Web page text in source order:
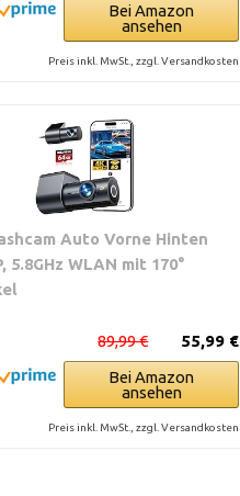
Bei Amazon
ansehen
Preis inkl. MwSt., zzgl. Versandkosten
Auto Vorne Hinten
5.8GHz WLAN mit 170°
55,99 €
89,99 €
Bei Amazon
ansehen
Preis inkl. MwSt., zzgl. Versandkosten